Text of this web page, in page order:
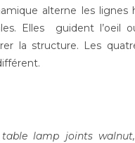
alterne les lignes
Elles guident l’oeil
la structure. Les
table lamp joints